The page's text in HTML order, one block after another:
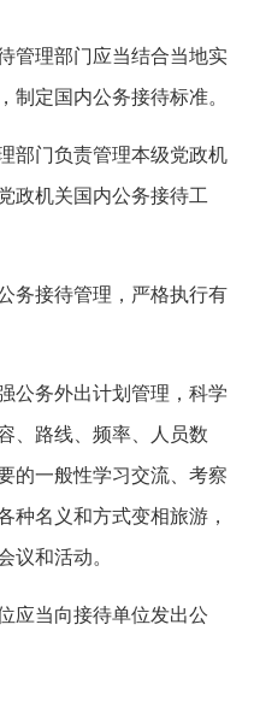
理部门应当结合当地实
制定国内公务接待标准。
部门负责管理本级党政机
政机关国内公务接待工
务接待管理，严格执行有
务外出计划管理，科学
、路线、频率、人员数
的一般性学习交流、考察
种名义和方式变相旅游，
议和活动。
应当向接待单位发出公